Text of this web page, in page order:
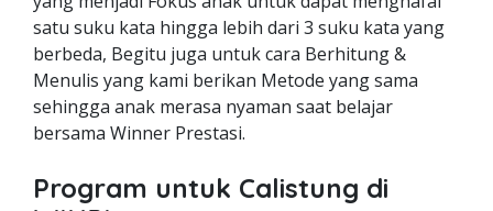
satu suku kata hingga lebih dari 3 suku kata yang
berbeda, Begitu juga untuk cara Berhitung &
Menulis yang kami berikan Metode yang sama
sehingga anak merasa nyaman saat belajar
bersama Winner Prestasi.
Program untuk Calistung di